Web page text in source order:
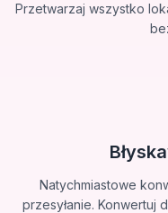
Przetwarzaj wszystko
Natychmiastowe
przesyłanie. Konwertuj